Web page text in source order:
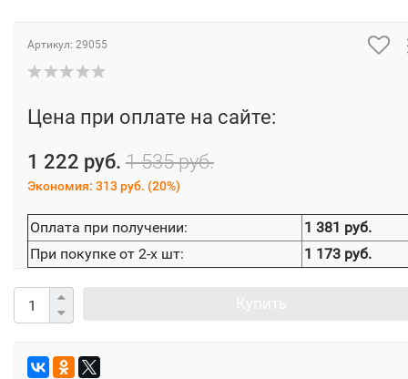
Артикул: 29055
Цена при оплате на сайте:
1 222 руб. 1 535 руб.
Экономия: 313 руб. (20%)
Оплата при получении:
1 381 руб.
При покупке от 2-х шт:
1 173 руб.